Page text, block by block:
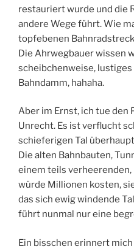
restauriert wurde und die
andere Wege führt. Wie
topfebenen
Die Ahrwegbauer wissen
scheibchenweise,
Bahndamm, hahaha.
Aber im Ernst, ich tue den
Unrecht. Es ist verflucht
schieferigen Tal
Die alten Bahnbauten,
einem teils verheerenden,
würde Millionen kosten,
das sich ewig windende
führt nunmal nur eine
Ein bisschen erinnert